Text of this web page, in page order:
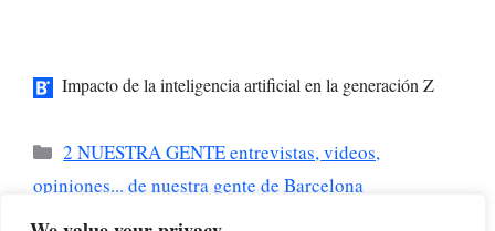
Impacto de la inteligencia artificial en la generación Z
Categorías
2 NUESTRA GENTE entrevistas, videos,
opiniones... de nuestra gente de Barcelona
El Mobile se sobrepone al caos global en una